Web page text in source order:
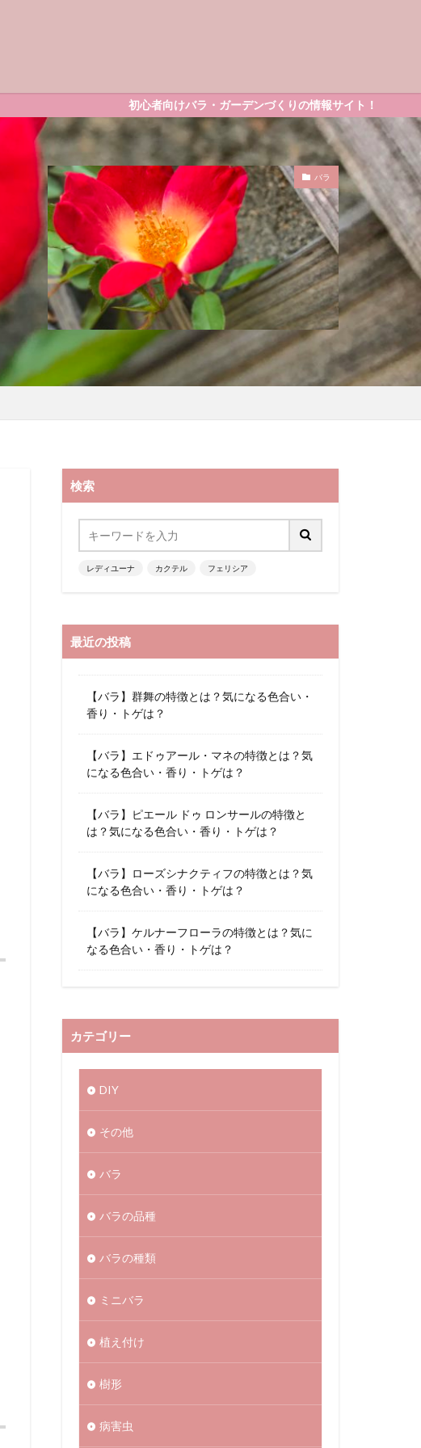
初心者向けバラ・ガーデンづくりの情報サイト！
バラ
検索
レディユーナ カクテル フェリシア
最近の投稿
【バラ】群舞の特徴とは？気になる色合い・
香り・トゲは？
【バラ】エドゥアール・マネの特徴とは？気
になる色合い・香り・トゲは？
【バラ】ピエール ドゥ ロンサールの特徴と
は？気になる色合い・香り・トゲは？
【バラ】ローズシナクティフの特徴とは？気
になる色合い・香り・トゲは？
【バラ】ケルナーフローラの特徴とは？気に
なる色合い・香り・トゲは？
カテゴリー
DIY
その他
バラ
バラの品種
バラの種類
ミニバラ
植え付け
樹形
病害虫